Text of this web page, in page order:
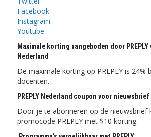
Facebook
Instagram
Youtube
Maximale korting aangeboden door
Nederland
De maximale korting op PREPLY is 24%
docenten.
PREPLY Nederland coupon voor
Door je te abonneren op de nieuwsbrief
promocode PREPLY met $10 korting.